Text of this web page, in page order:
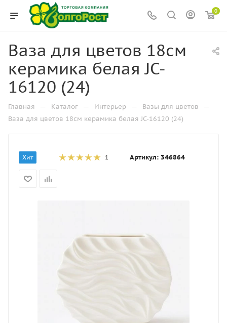
0
Ваза для цветов 18см
керамика белая JC-
16120 (24)
Главная — Каталог — Интерьер — Вазы для цветов —
Ваза для цветов 18см керамика белая JC-16120 (24)
Хит 1 Артикул: 346864